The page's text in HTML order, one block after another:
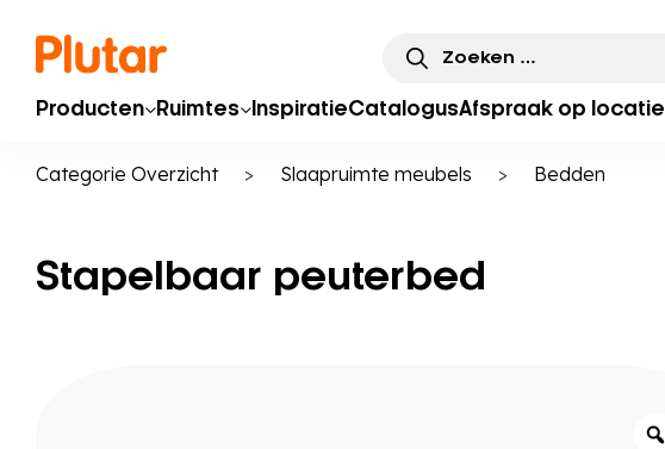
Zoeken
naar:
Producten Ruimtes InspiratieCatalogusAfspraak op locatie
Categorie Overzicht > Slaapruimte meubels > Bedden
Stapelbaar peuterbed